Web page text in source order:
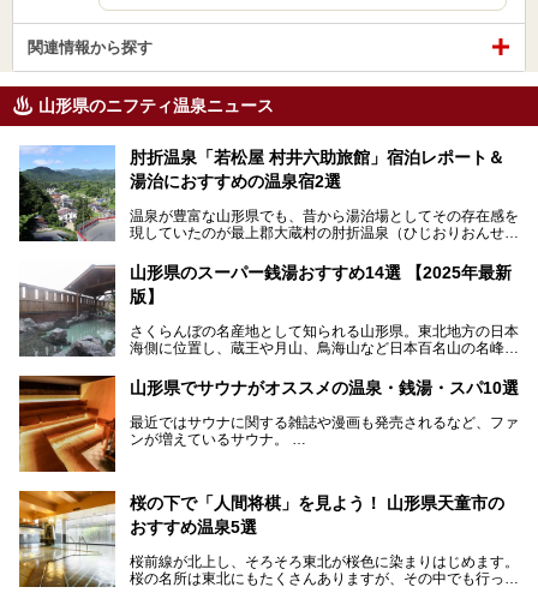
関連情報から探す
山形県のニフティ温泉ニュース
肘折温泉「若松屋 村井六助旅館」宿泊レポート＆
湯治におすすめの温泉宿2選
温泉が豊富な山形県でも、昔から湯治場としてその存在感を
現していたのが最上郡大蔵村の肘折温泉（ひじおりおんせ
今回はその肘折温泉の「若松屋 村井六助旅館」に宿泊した
体験レポートとおすすめの温泉宿を2軒ご紹介します。
鄙びた風情があり、源泉掛け流しの旅館も多い肘折温泉は、
す。
山形県のスーパー銭湯おすすめ14選 【2025年最新
版】
さくらんぼの名産地として知られる山形県。東北地方の日本
海側に位置し、蔵王や月山、鳥海山など日本百名山の名峰や
の細道」全行程の1/3にあたる期間を山形県で過ごしたとい
われることからも、山形の深い魅力がうかがえます。
山形県はまた、県内全域に多様な温泉があり、35ある市町
村のすべてで温泉が湧いているという温泉県。そんな山形県
でぜひチェックしたいスーパー銭湯をご紹介します。
山形県でサウナがオススメの温泉・銭湯・スパ10選
最近ではサウナに関する雑誌や漫画も発売されるなど、ファ
ンが増えているサウナ。
こだわりを持つ施設も増えています。
今回はそんな今話題のサウナが楽しめる、山形県内にあるオ
ススメ温泉・銭湯・スパを10件まとめてご紹介します。
桜の下で「人間将棋」を見よう！ 山形県天童市の
おすすめ温泉5選
桜前線が北上し、そろそろ東北が桜色に染まりはじめます。
桜の名所は東北にもたくさんありますが、その中でも行って